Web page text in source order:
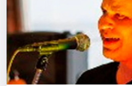
Экскурсии
Спорт
События